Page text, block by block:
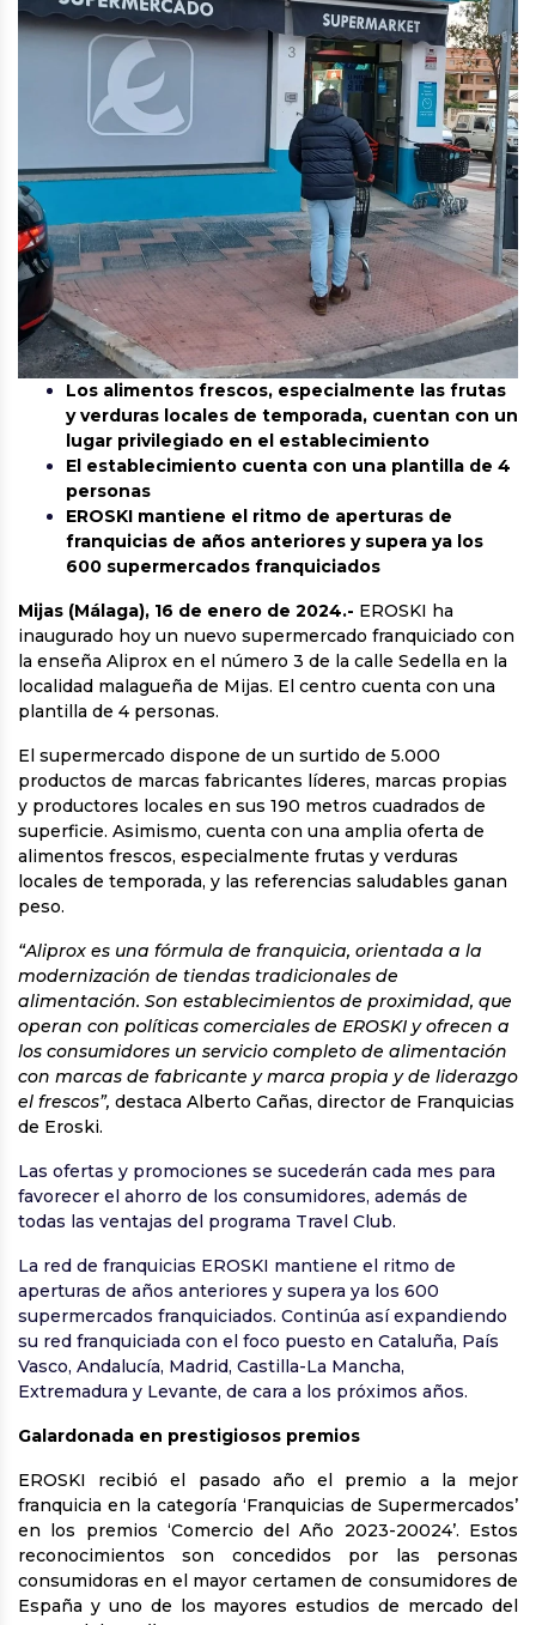
Los alimentos frescos, especialmente las frutas
y verduras locales de temporada, cuentan con un
lugar privilegiado en el establecimiento
El establecimiento cuenta con una plantilla de 4
personas
EROSKI mantiene el ritmo de aperturas de
franquicias de años anteriores y supera ya los
600 supermercados franquiciados
Mijas (Málaga), 16 de enero de 2024.- EROSKI ha
inaugurado hoy un nuevo supermercado franquiciado con
la enseña Aliprox en el número 3 de la calle Sedella en la
localidad malagueña de Mijas. El centro cuenta con una
plantilla de 4 personas.
El supermercado dispone de un surtido de 5.000
productos de marcas fabricantes líderes, marcas propias
y productores locales en sus 190 metros cuadrados de
superficie. Asimismo, cuenta con una amplia oferta de
alimentos frescos, especialmente frutas y verduras
locales de temporada, y las referencias saludables ganan
peso.
“Aliprox es una fórmula de franquicia, orientada a la
modernización de tiendas tradicionales de
alimentación. Son establecimientos de proximidad, que
operan con políticas comerciales de EROSKI y ofrecen a
los consumidores un servicio completo de alimentación
con marcas de fabricante y marca propia y de liderazgo
el frescos”, destaca Alberto Cañas, director de Franquicias
de Eroski.
Las ofertas y promociones se sucederán cada mes para
favorecer el ahorro de los consumidores, además de
todas las ventajas del programa Travel Club.
La red de franquicias EROSKI mantiene el ritmo de
aperturas de años anteriores y supera ya los 600
supermercados franquiciados. Continúa así expandiendo
su red franquiciada con el foco puesto en Cataluña, País
Vasco, Andalucía, Madrid, Castilla-La Mancha,
Extremadura y Levante, de cara a los próximos años.
Galardonada en prestigiosos premios
EROSKI recibió el pasado año el premio a la mejor
franquicia en la categoría ‘Franquicias de Supermercados’
en los premios ‘Comercio del Año 2023-20024’. Estos
reconocimientos son concedidos por las personas
consumidoras en el mayor certamen de consumidores de
España y uno de los mayores estudios de mercado del